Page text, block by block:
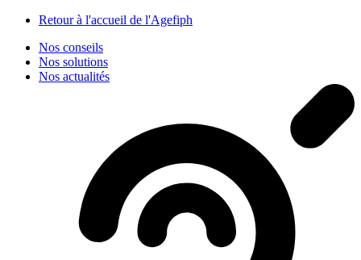
Retour à l'accueil de l'Agefiph
Nos conseils
Nos solutions
Nos actualités